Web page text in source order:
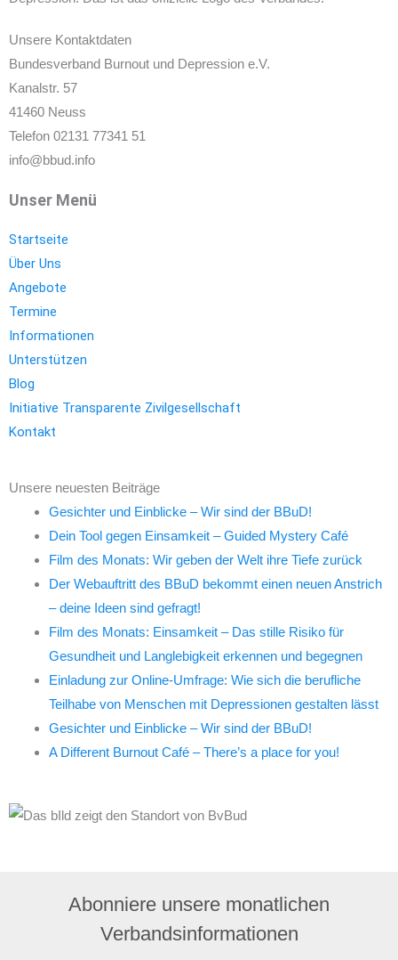
Unsere Kontaktdaten
Bundesverband Burnout und Depression e.V.
Kanalstr. 57
41460 Neuss
Telefon 02131 77341 51
info@bbud.info
Unser Menü
Startseite
Über Uns
Angebote
Termine
Informationen
Unterstützen
Blog
Initiative Transparente Zivilgesellschaft
Kontakt
Unsere neuesten Beiträge
Gesichter und Einblicke – Wir sind der BBuD!
Dein Tool gegen Einsamkeit – Guided Mystery Café
Film des Monats: Wir geben der Welt ihre Tiefe zurück
Der Webauftritt des BBuD bekommt einen neuen Anstrich
– deine Ideen sind gefragt!
Film des Monats: Einsamkeit – Das stille Risiko für
Gesundheit und Langlebigkeit erkennen und begegnen
Einladung zur Online-Umfrage: Wie sich die berufliche
Teilhabe von Menschen mit Depressionen gestalten lässt
Gesichter und Einblicke – Wir sind der BBuD!
A Different Burnout Café – There’s a place for you!
Abonniere unsere monatlichen
Verbandsinformationen